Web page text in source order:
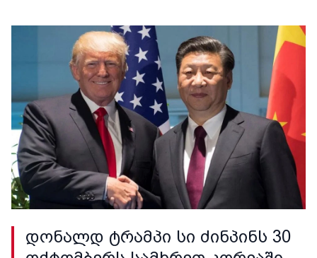
დონალდ ტრამპი სი ძინპინს 30